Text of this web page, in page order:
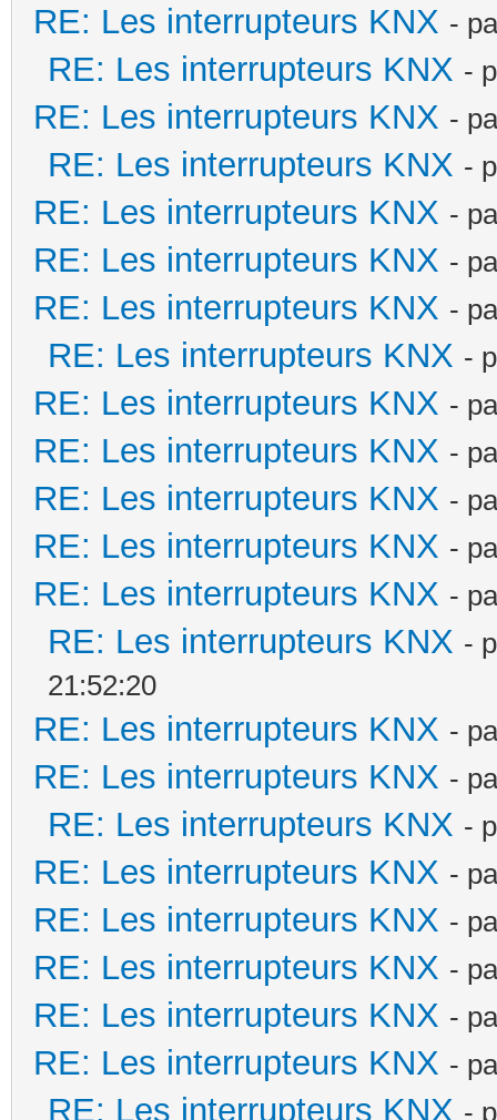
RE: Les interrupteurs KNX -
RE: Les interrupteurs KNX -
RE: Les interrupteurs KNX -
RE: Les interrupteurs KNX -
RE: Les interrupteurs KNX -
RE: Les interrupteurs KNX -
RE: Les interrupteurs KNX -
RE: Les interrupteurs KNX -
RE: Les interrupteurs KNX -
RE: Les interrupteurs KNX -
RE: Les interrupteurs KNX -
RE: Les interrupteurs KNX -
RE: Les interrupteurs KNX -
RE: Les interrupteurs KNX -
21:52:20
RE: Les interrupteurs KNX -
RE: Les interrupteurs KNX -
RE: Les interrupteurs KNX -
RE: Les interrupteurs KNX -
RE: Les interrupteurs KNX -
RE: Les interrupteurs KNX -
RE: Les interrupteurs KNX -
RE: Les interrupteurs KNX -
RE: Les interrupteurs KNX -